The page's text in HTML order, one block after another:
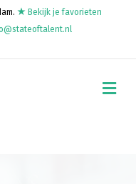
Bekijk je favorieten